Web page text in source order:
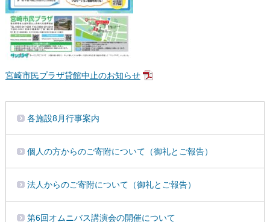
宮崎市民プラザ貸館中止のお知らせ
各施設8月行事案内
個人の方からのご寄附について（御礼とご報告）
法人からのご寄附について（御礼とご報告）
第6回オムニバス講演会の開催について